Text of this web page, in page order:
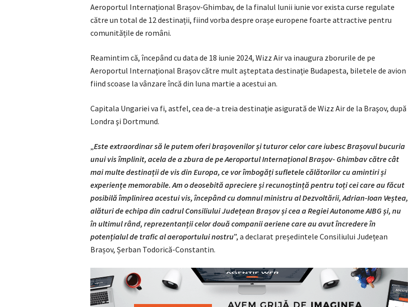
Aeroportul Internațional Brașov-Ghimbav, de la finalul lunii iunie vor exista curse regulate
către un total de 12 destinații, fiind vorba despre orașe europene foarte attractive pentru
comunitățile de români.
Reamintim că, începând cu data de 18 iunie 2024, Wizz Air va inaugura zborurile de pe
Aeroportul Internaţional Braşov către mult aşteptata destinaţie Budapesta, biletele de avion
fiind scoase la vânzare încă din luna martie a acestui an.
Capitala Ungariei va fi, astfel, cea de-a treia destinaţie asigurată de Wizz Air de la Braşov, după
Londra şi Dortmund.
„Este extraordinar să le putem oferi brașovenilor și tuturor celor care iubesc Brașovul bucuria
unui vis împlinit, acela de a zbura de pe Aeroportul Internațional Brașov- Ghimbav către cât
mai multe destinații de vis din Europa, ce vor îmbogăți sufletele călătorilor cu amintiri și
experiențe memorabile. Am o deosebită apreciere și recunoștință pentru toți cei care au făcut
posibilă împlinirea acestui vis, începând cu domnul ministru al Dezvoltării, Adrian-Ioan Veștea,
alături de echipa din cadrul Consiliului Județean Brașov și cea a Regiei Autonome AIBG și, nu
în ultimul rând, reprezentanții celor două companii aeriene care au avut încredere în
potențialul de trafic al aeroportului nostru”, a declarat președintele Consiliului Județean
Brașov, Șerban Todorică-Constantin.